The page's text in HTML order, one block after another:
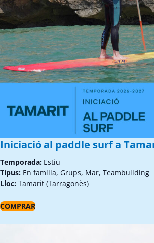
Iniciació al paddle surf a
Temporada: Estiu
Tipus: En família, Grups, Mar, Teambuilding
Lloc: Tamarit (Tarragonès)
COMPRAR